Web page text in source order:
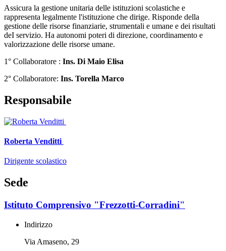
Assicura la gestione unitaria delle istituzioni scolastiche e
rappresenta legalmente l'istituzione che dirige. Risponde della
gestione delle risorse finanziarie, strumentali e umane e dei risultati
deI servizio. Ha autonomi poteri di direzione, coordinamento e
valorizzazione delle risorse umane.
1° Collaboratore : Ins. Di Maio Elisa
2° Collaboratore: Ins. Torella Marco
Responsabile
Roberta Venditti
Dirigente scolastico
Sede
Istituto Comprensivo "Frezzotti-Corradini"
Indirizzo
Via Amaseno, 29